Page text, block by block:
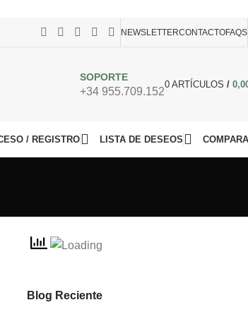
NEWSLETTERCONTACTOFAQS
SOPORTE
+34 955.709.152
0 ARTÍCULOS /
/ REGISTRO LISTA DE DESEOS
Blog Reciente